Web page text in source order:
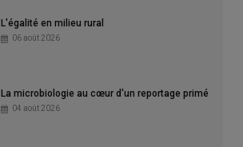
L'égalité en milieu rural
06 août 2026
La microbiologie au cœur d'un reportage primé
04 août 2026